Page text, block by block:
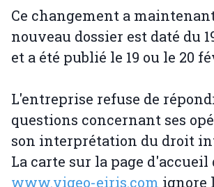
Ce changement a
nouveau dossier est daté du
et a été publié le 19 ou le 20
L'entreprise refuse de
questions concernant ses
son interprétation du droit
La carte sur la page d'accueil
www.vigeo-eiris.com ignore